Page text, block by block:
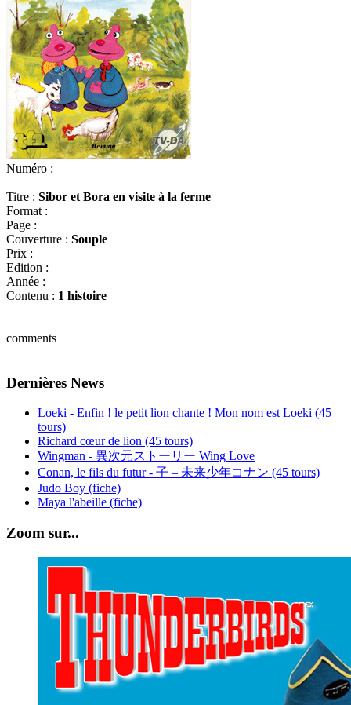
Numéro :
Titre : Sibor et Bora en visite à la ferme
Format :
Page :
Couverture : Souple
Prix :
Edition :
Année :
Contenu : 1 histoire
comments
Dernières News
Loeki - Enfin ! le petit lion chante ! Mon nom est Loeki (45
tours)
Richard cœur de lion (45 tours)
Wingman - 異次元ストーリー Wing Love
Conan, le fils du futur - 子 – 未来少年コナン (45 tours)
Judo Boy (fiche)
Maya l'abeille (fiche)
Zoom sur...